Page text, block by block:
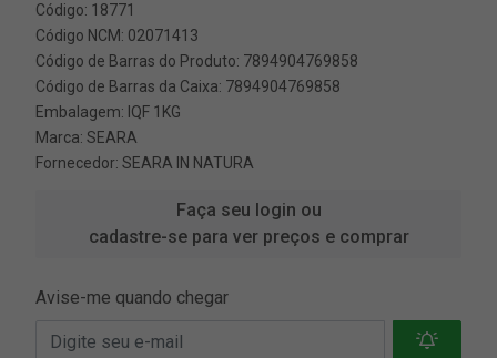
Código: 18771
Código NCM: 02071413
Código de Barras do Produto: 7894904769858
Código de Barras da Caixa: 7894904769858
Embalagem: IQF 1KG
Marca: SEARA
Fornecedor: SEARA IN NATURA
Faça seu login ou
cadastre-se para ver preços e comprar
Avise-me quando chegar